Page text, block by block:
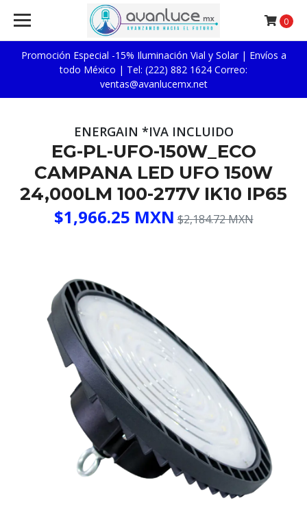
Promoción Especial -15% Iluminación Vial y Solar | Envíos a
todo México | Tel: (222) 882 1624 Correo:
ventas@avanlucemx.net
0
ENERGAIN *IVA INCLUIDO
EG-PL-UFO-150W_ECO
CAMPANA LED UFO 150W
24,000LM 100-277V IK10 IP65
$1,966.25 MXN $2,184.72 MXN